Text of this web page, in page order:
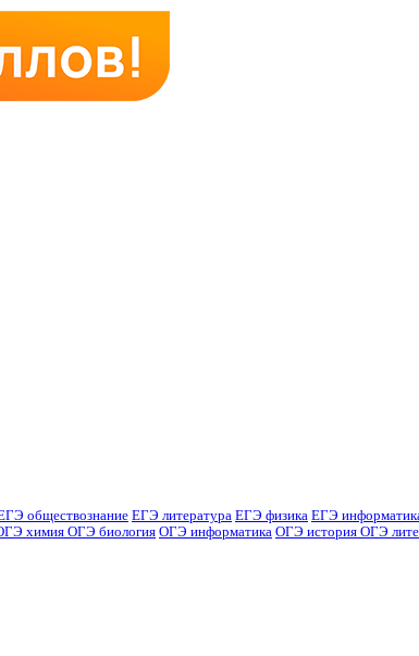
обществознание ЕГЭ литература ЕГЭ физика ЕГЭ
химия ОГЭ биология ОГЭ информатика ОГЭ история ОГЭ